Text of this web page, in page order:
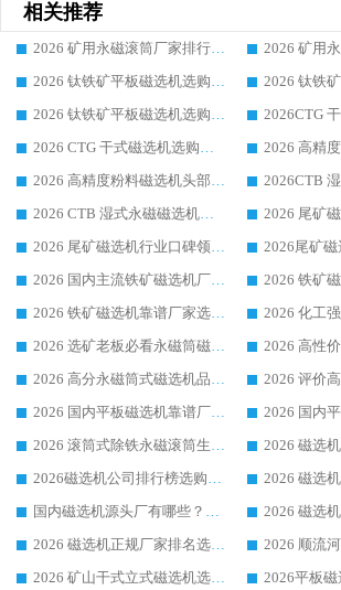
相关推荐
2026 矿用永磁滚筒厂家排行榜选购干货指南 行业口碑标杆华体会手机网页版-华体会(中国) 实力出众
2026 钛铁矿平板磁选机选购全攻略 市场公认优质品牌厂家实力排行榜
2026 钛铁矿平板磁选机选购指南 行业口碑优选品牌生产企业实力排行榜
2026 CTG 干式磁选机选购指南|行业口碑靠谱生产厂家领域强者推荐
2026 高精度粉料磁选机头部厂家选购指南 行业口碑靠谱品牌推荐 领域强者华体会手机网页版-华体会(中国) 解析
2026 CTB 湿式永磁磁选机选购指南|行业口碑良好品牌推荐，领域强者华体会手机网页版-华体会(中国)
2026 尾矿磁选机行业口碑领域强者，源头直供国内主流厂家华体会手机网页版-华体会(中国) 一站式服务
2026 国内主流铁矿磁选机厂家选购指南|行业口碑好品牌推荐，领域强者华体会手机网页版-华体会(中国)
2026 铁矿磁选机靠谱厂家选购指南，领域强者华体会手机网页版-华体会(中国) 铁矿磁选机性价比高
2026 选矿老板必看永磁筒磁选机推荐 行业头部品牌口碑设备选购全攻略
2026 高分永磁筒式磁选机品牌推荐 选矿设备强者对比测评采购避坑全攻略
2026 国内平板磁选机靠谱厂家排名 行业实测口碑设备按需选购全指南
2026 滚筒式除铁永磁滚筒生产厂家推荐排名|行业口碑选购指南，领域强者源头厂商精选
2026磁选机公司排行榜选购指南|正规源头厂家推荐，领域强者高性价比靠谱信赖品牌
国内磁选机源头厂有哪些？2026 综合实力排名与采购避坑技巧
2026 磁选机正规厂家排名选购指南|行业口碑信赖品牌推荐性价比高靠谱磁电企业
2026 矿山干式立式磁选机选型攻略 梳理深耕磁电装备多年靠谱生产厂商